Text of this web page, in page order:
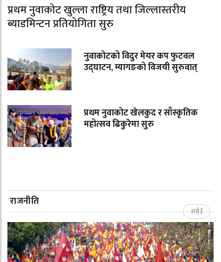
प्रथम नुवाकोट खुल्ला राष्ट्रिय तथा जिल्लास्तरीय
ब्याडमिन्टन प्रतियोगिता सुरु
नुवाकोटको विदुर मेयर कप फुटवल
उद्घाटन, म्यागङको विजयी सुरुवात्
प्रथम नुवाकोट खेलकुद र साँस्कृतिक
महोत्सव ढिकुरेमा सुरु
राजनीति
सबै